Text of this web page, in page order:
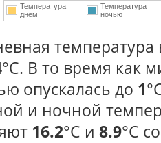
Температура
днем
Температура
ночью
температура
°С. В то время как
опускалась до 1
и ночной
16.2°С и 8.9°С